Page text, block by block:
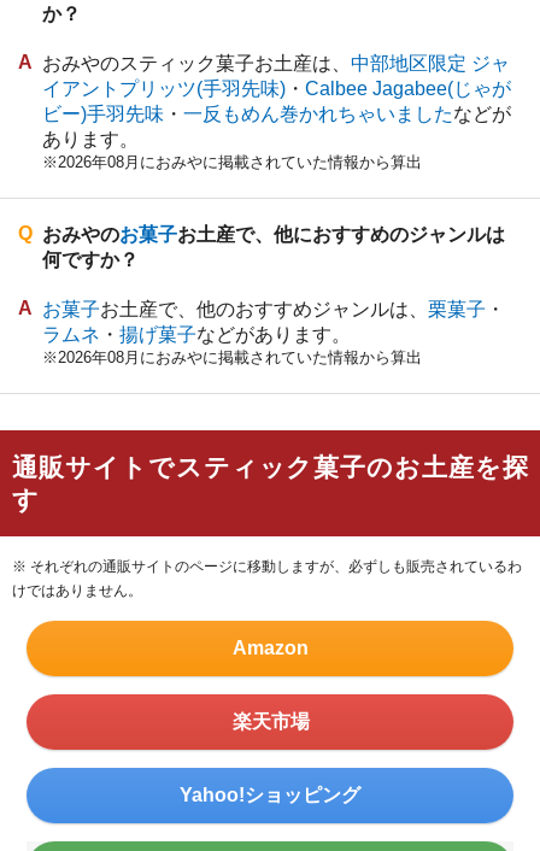
か？
おみやのスティック菓子お土産は、 中部地区限定 ジャ
イアントプリッツ(手羽先味) ・ Calbee Jagabee(じゃが
ビー)手羽先味 ・ 一反もめん巻かれちゃいましたなどが
あります。
※2026年08月におみやに掲載されていた情報から算出
おみやのお菓子お土産で、他におすすめのジャンルは
何ですか？
お菓子お土産で、他のおすすめジャンルは、 栗菓子 ・
ラムネ ・ 揚げ菓子などがあります。
※2026年08月におみやに掲載されていた情報から算出
通販サイトでスティック菓子のお土産を探
す
※ それぞれの通販サイトのページに移動しますが、必ずしも販売されているわ
けではありません。
Amazon
楽天市場
Yahoo!ショッピング